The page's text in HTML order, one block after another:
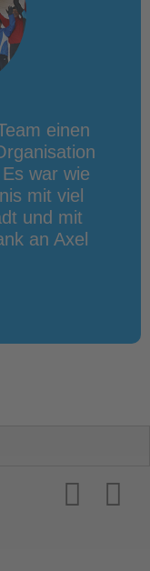
Platform
einen
war wie
mit viel
und mit
an Axel